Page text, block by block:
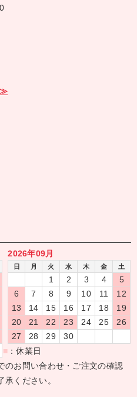
≫
2026年09月
日 月 火 水 木 金 土
1 2 3 4
5
6
7 8 9 10 11
12
13
14 15 16 17 18
19
20
21 22 23 24 25
26
27
28 29
30
■ ：休業日
のお問い合わせ・ご注文の確認
ください。